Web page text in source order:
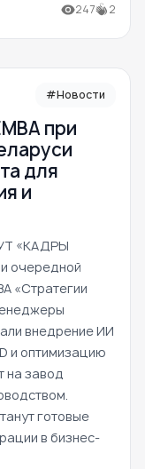
247 2
#Новости
при
для
и
«КАДРЫ
очередной
«Стратегии
внедрение ИИ
и оптимизацию
на завод
готовые
в бизнес-